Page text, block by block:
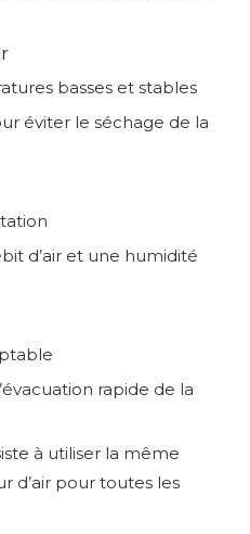
basses et stables
éviter le séchage de la
d’air et une humidité
rapide de la
à utiliser la même
d’air pour toutes les